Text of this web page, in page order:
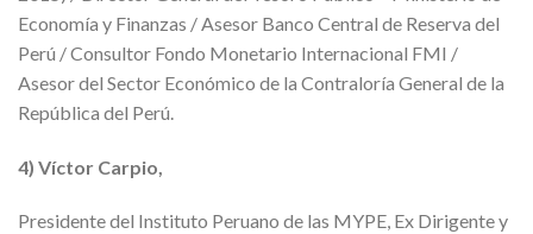
Economía y Finanzas / Asesor Banco Central de Reserva del
Perú / Consultor Fondo Monetario Internacional FMI /
Asesor del Sector Económico de la Contraloría General de la
República del Perú.
4) Víctor Carpio,
Presidente del Instituto Peruano de las MYPE, Ex Dirigente y